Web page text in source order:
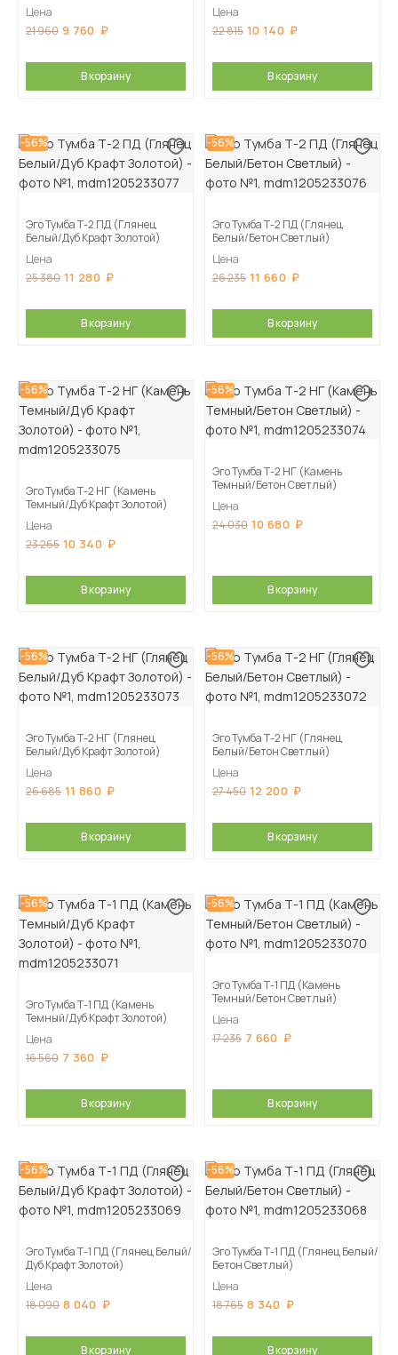
Цена
21 960 9 760
В корзину
Цена
22 815 10 140
В корзину
-56%
Эго Тумба Т-2 ПД (Глянец
Белый/Дуб Крафт Золотой)
Цена
25 380 11 280
В корзину
-56%
Эго Тумба Т-2 ПД (Глянец
Белый/Бетон Светлый)
Цена
26 235 11 660
В корзину
-56%
Эго Тумба Т-2 НГ (Камень
Темный/Дуб Крафт Золотой)
Цена
23 265 10 340
В корзину
-56%
Эго Тумба Т-2 НГ (Камень
Темный/Бетон Светлый)
Цена
24 030 10 680
В корзину
-56%
Эго Тумба Т-2 НГ (Глянец
Белый/Дуб Крафт Золотой)
Цена
26 685 11 860
В корзину
-56%
Эго Тумба Т-2 НГ (Глянец
Белый/Бетон Светлый)
Цена
27 450 12 200
В корзину
-56%
Эго Тумба Т-1 ПД (Камень
Темный/Дуб Крафт Золотой)
Цена
16 560 7 360
В корзину
-56%
Эго Тумба Т-1 ПД (Камень
Темный/Бетон Светлый)
Цена
17 235 7 660
В корзину
-56%
Эго Тумба Т-1 ПД (Глянец Белый/
Дуб Крафт Золотой)
Цена
18 090 8 040
В корзину
-56%
Эго Тумба Т-1 ПД (Глянец Белый/
Бетон Светлый)
Цена
18 765 8 340
В корзину